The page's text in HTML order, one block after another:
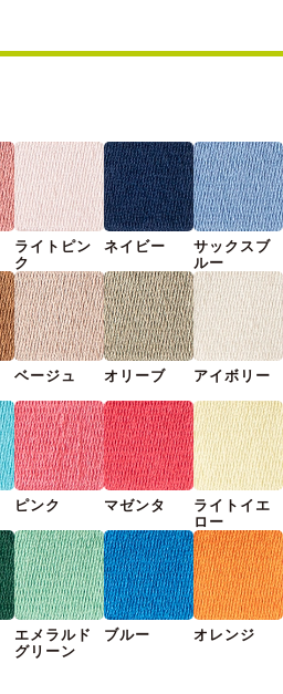
ライトピン
ク
ネイビー
サックスブ
ルー
ベージュ オリーブ アイボリー
ピンク マゼンタ
ライトイエ
ロー
エメラルド
グリーン
ブルー オレンジ